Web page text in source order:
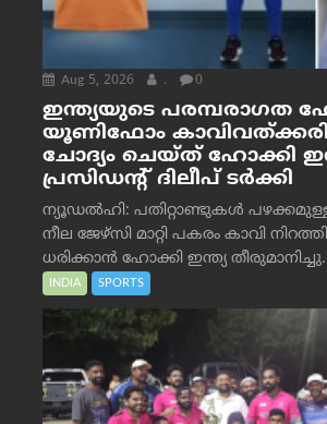
Aug 5, 2026 . 0
ഇന്ത്യയുടെ പരമ്പരാഗത
യൂണിഫോം
ചോദ്യം ചെയ്ത് ഹോക്കി
പ്രസിഡന്റ് ദിലീപ് ടര്‍ക്കി
ന്യൂഡൽഹി: പതിറ്റാണ്ടുകൾ
നീല ജേഴ്‌സി മാറ്റി പകരം കാവി
ധരിക്കാൻ ഹോക്കി ഇന്ത്യ തീരുമാനിച്ചു.
INDIA SPORTS